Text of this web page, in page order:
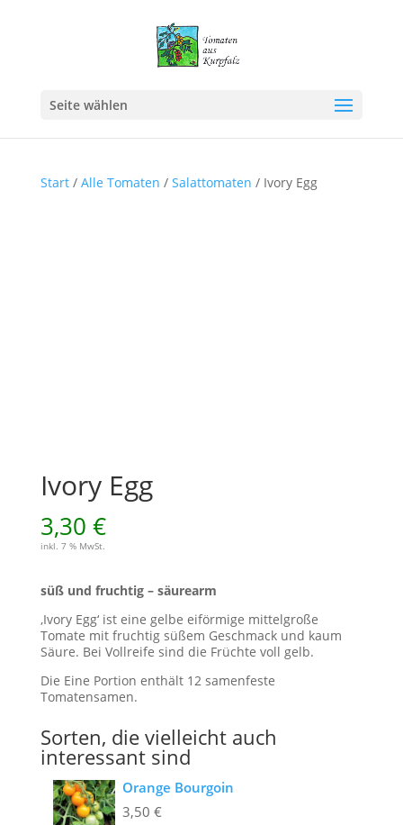
Seite wählen
Start/ Alle Tomaten / Salattomaten / Ivory Egg
Ivory Egg
3,30 €
inkl. 7 % MwSt.
süß und fruchtig – säurearm
‚Ivory Egg‘ ist eine gelbe eiförmige mittelgroße
Tomate mit fruchtig süßem Geschmack und kaum
Säure. Bei Vollreife sind die Früchte voll gelb.
Die Eine Portion enthält 12 samenfeste
Tomatensamen.
Sorten, die vielleicht auch
interessant sind
Orange Bourgoin
3,50 €